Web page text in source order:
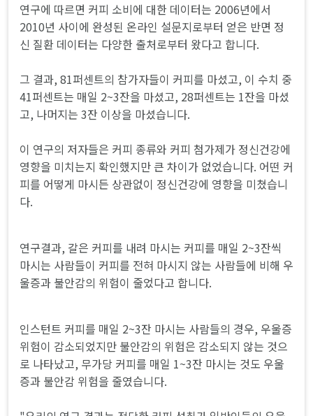
연구에 따르면 커피 소비에 대한 데이터는 2006년에서
2010년 사이에 완성된 온라인 설문지로부터 얻은 반면 정
신 질환 데이터는 다양한 출처로부터 왔다고 합니다.
그 결과, 81퍼센트의 참가자들이 커피를 마셨고, 이 수치 중
41퍼센트는 매일 2~3잔을 마셨고, 28퍼센트는 1잔을 마셨
고, 나머지는 3잔 이상을 마셨습니다.
이 연구의 저자들은 커피 종류와 커피 첨가제가 정신건강에
영향을 미치는지 확인했지만 큰 차이가 없었습니다. 어떤 커
피를 어떻게 마시든 상관없이 정신건강에 영향을 미쳤습니
다.
연구결과, 갈은 커피를 내려 마시는 커피를 매일 2~3잔씩
마시는 사람들이 커피를 전혀 마시지 않는 사람들에 비해 우
울증과 불안감의 위험이 줄었다고 합니다.
인스턴트 커피를 매일 2~3잔 마시는 사람들의 경우, 우울증
위험이 감소되었지만 불안감의 위험은 감소되지 않는 것으
로 나타났고, 무가당 커피를 매일 1~3잔 마시는 것도 우울
증과 불안감 위험을 줄였습니다.